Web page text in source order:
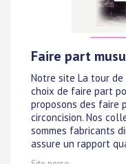
Faire part
Notre site La tour
choix de faire part
proposons des faire
circoncision. Nos
sommes fabricants
assure un rapport